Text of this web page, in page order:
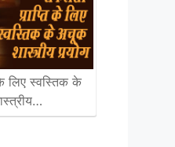
लिए स्वस्तिक के